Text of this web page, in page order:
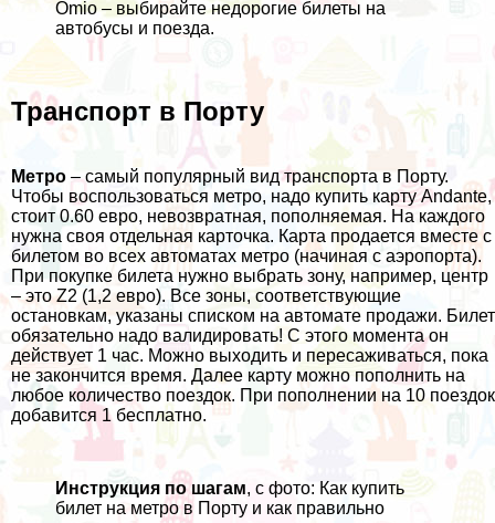
Omio– выбирайте недорогие билеты на
автобусы и поезда.
Транспорт в Порту
Метро – самый популярный вид транспорта в Порту.
Чтобы воспользоваться метро, надо купить карту Andante,
стоит 0.60 евро, невозвратная, пополняемая. На каждого
нужна своя отдельная карточка. Карта продается вместе с
билетом во всех автоматах метро (начиная с аэропорта).
При покупке билета нужно выбрать зону, например, центр
– это Z2 (1,2 евро). Все зоны, соответствующие
остановкам, указаны списком на автомате продажи. Билет
обязательно надо валидировать! С этого момента он
действует 1 час. Можно выходить и пересаживаться, пока
не закончится время. Далее карту можно пополнить на
любое количество поездок. При пополнении на 10 поездок
добавится 1 бесплатно.
Инструкция по шагам, с фото: Как купить
билет на метро в Порту и как правильно